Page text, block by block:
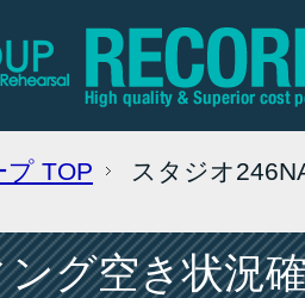
プ TOP スタジオ
グ空き状況